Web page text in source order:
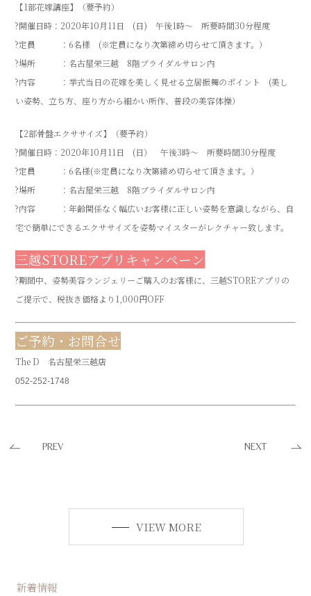
【1部花嫁講座】（要予約）
?開催日時：2020年10月11日 (日) 午後1時～ 所要時間30分程度
?定員 ：6名様 (※定員になり次第締め切らせて頂きます。）
?場所 ：名古屋栄三越 8階ブライダルサロン内
?内容 ：挙式当日の花嫁を美しく見せる立居振舞のポイント (美し
い姿勢、立ち方、座り方から細かい所作、普段の美容体操）
【2部骨盤エクササイズ】（要予約）
?開催日時：2020年10月11日 (日） 午後3時～ 所要時間30分程度
?定員 ：6名様(※定員になり次第締め切らせて頂きます。）
?場所 ：名古屋栄三越 8階ブライダルサロン内
?内容 ：年齢関係なく幅広いお客様に正しい姿勢を意識しながら、自
宅で簡単にできるエクササイズを姿勢マイスターがレクチャー致します。
三越STOREアプリキャンペーン
?期間中、姿勢美容ランジェリーご購入のお客様に、三越STOREアプリの
ご提示で、税抜き価格より1,000円OFF
ご予約・お問合せ
The D 名古屋栄三越店
052-252-1748
PREV NEXT
VIEW MORE
新着情報